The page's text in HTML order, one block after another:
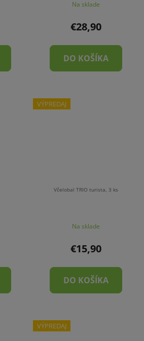
Na sklade
€28,90
DO KOŠÍKA
VÝPREDAJ
Včelobal TRIO turista, 3 ks
Na sklade
€15,90
DO KOŠÍKA
VÝPREDAJ